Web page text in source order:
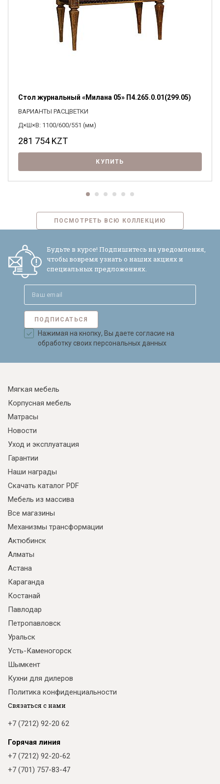
Стол журнальный «Милана 05» П4.265.0.01(299.05)
ВАРИАНТЫ РАСЦВЕТКИ
Д×Ш×В: 1100/600/551 (мм)
281 754KZT
КУПИТЬ
ПОСМОТРЕТЬ ВСЮ КОЛЛЕКЦИЮ
Будьте в курсе! Подпишитесь на уведомления,
чтобы вовремя узнать о наших акциях и
специальных предложениях.
ПОДПИСАТЬСЯ
Нажимая на кнопку, Вы даете согласие на
обработку своих персональных данных
Мягкая мебель
Корпусная мебель
Матрасы
Новости
Уход и эксплуатация
Гарантии
Наши награды
Скачать каталог PDF
Мебель из массива
Все магазины
Механизмы трансформации
Актюбинск
Алматы
Астана
Караганда
Костанай
Павлодар
Петропавловск
Уральск
Усть-Каменогорск
Шымкент
Кухни для дилеров
Политика конфиденциальности
Связаться с нами
+7 (7212) 92-20 62
Горячая линия
+7 (7212) 92-20-62
+7 (701) 757-83-47